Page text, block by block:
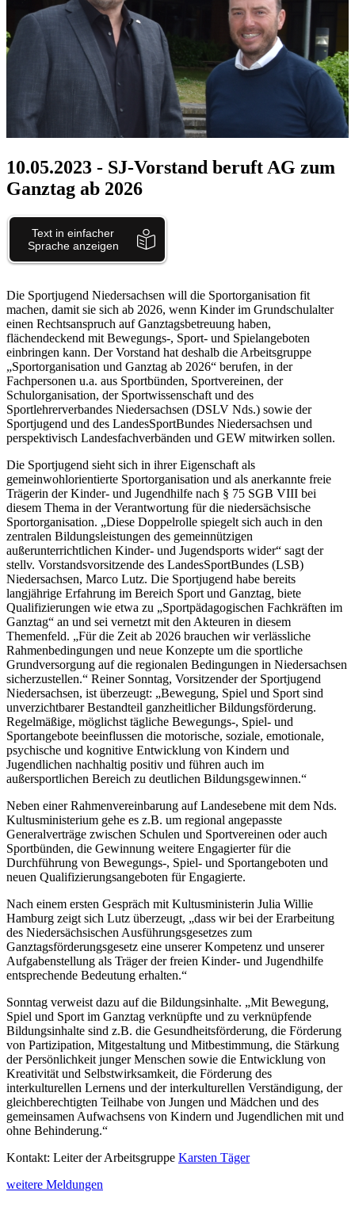
10.05.2023 - SJ-Vorstand beruft AG zum
Ganztag ab 2026
Die Sportjugend Niedersachsen will die Sportorganisation fit
machen, damit sie sich ab 2026, wenn Kinder im Grundschulalter
einen Rechtsanspruch auf Ganztagsbetreuung haben,
flächendeckend mit Bewegungs-, Sport- und Spielangeboten
einbringen kann. Der Vorstand hat deshalb die Arbeitsgruppe
„Sportorganisation und Ganztag ab 2026“ berufen, in der
Fachpersonen u.a. aus Sportbünden, Sportvereinen, der
Schulorganisation, der Sportwissenschaft und des
Sportlehrerverbandes Niedersachsen (DSLV Nds.) sowie der
Sportjugend und des LandesSportBundes Niedersachsen und
perspektivisch Landesfachverbänden und GEW mitwirken sollen.
Die Sportjugend sieht sich in ihrer Eigenschaft als
gemeinwohlorientierte Sportorganisation und als anerkannte freie
Trägerin der Kinder- und Jugendhilfe nach § 75 SGB VIII bei
diesem Thema in der Verantwortung für die niedersächsische
Sportorganisation. „Diese Doppelrolle spiegelt sich auch in den
zentralen Bildungsleistungen des gemeinnützigen
außerunterrichtlichen Kinder- und Jugendsports wider“ sagt der
stellv. Vorstandsvorsitzende des LandesSportBundes (LSB)
Niedersachsen, Marco Lutz. Die Sportjugend habe bereits
langjährige Erfahrung im Bereich Sport und Ganztag, biete
Qualifizierungen wie etwa zu „Sportpädagogischen Fachkräften im
Ganztag“ an und sei vernetzt mit den Akteuren in diesem
Themenfeld. „Für die Zeit ab 2026 brauchen wir verlässliche
Rahmenbedingungen und neue Konzepte um die sportliche
Grundversorgung auf die regionalen Bedingungen in Niedersachsen
sicherzustellen.“ Reiner Sonntag, Vorsitzender der Sportjugend
Niedersachsen, ist überzeugt: „Bewegung, Spiel und Sport sind
unverzichtbarer Bestandteil ganzheitlicher Bildungsförderung.
Regelmäßige, möglichst tägliche Bewegungs-, Spiel- und
Sportangebote beeinflussen die motorische, soziale, emotionale,
psychische und kognitive Entwicklung von Kindern und
Jugendlichen nachhaltig positiv und führen auch im
außersportlichen Bereich zu deutlichen Bildungsgewinnen.“
Neben einer Rahmenvereinbarung auf Landesebene mit dem Nds.
Kultusministerium gehe es z.B. um regional angepasste
Generalverträge zwischen Schulen und Sportvereinen oder auch
Sportbünden, die Gewinnung weitere Engagierter für die
Durchführung von Bewegungs-, Spiel- und Sportangeboten und
neuen Qualifizierungsangeboten für Engagierte.
Nach einem ersten Gespräch mit Kultusministerin Julia Willie
Hamburg zeigt sich Lutz überzeugt, „dass wir bei der Erarbeitung
des Niedersächsischen Ausführungsgesetzes zum
Ganztagsförderungsgesetz eine unserer Kompetenz und unserer
Aufgabenstellung als Träger der freien Kinder- und Jugendhilfe
entsprechende Bedeutung erhalten.“
Sonntag verweist dazu auf die Bildungsinhalte. „Mit Bewegung,
Spiel und Sport im Ganztag verknüpfte und zu verknüpfende
Bildungsinhalte sind z.B. die Gesundheitsförderung, die Förderung
von Partizipation, Mitgestaltung und Mitbestimmung, die Stärkung
der Persönlichkeit junger Menschen sowie die Entwicklung von
Kreativität und Selbstwirksamkeit, die Förderung des
interkulturellen Lernens und der interkulturellen Verständigung, der
gleichberechtigten Teilhabe von Jungen und Mädchen und des
gemeinsamen Aufwachsens von Kindern und Jugendlichen mit und
ohne Behinderung.“
Kontakt: Leiter der Arbeitsgruppe Karsten Täger
weitere Meldungen